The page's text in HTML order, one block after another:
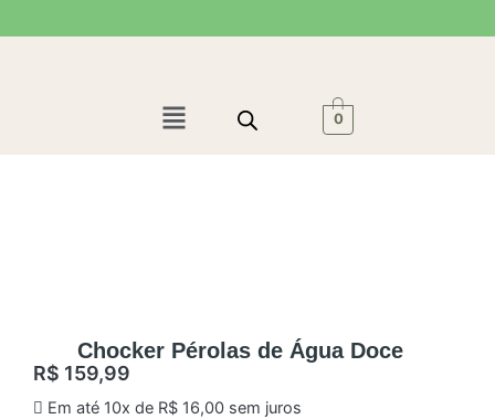
para
Menu 0
Chocker Pérolas de Água Doce
R$ 159,99
Em até 10x de R$16,00sem juros